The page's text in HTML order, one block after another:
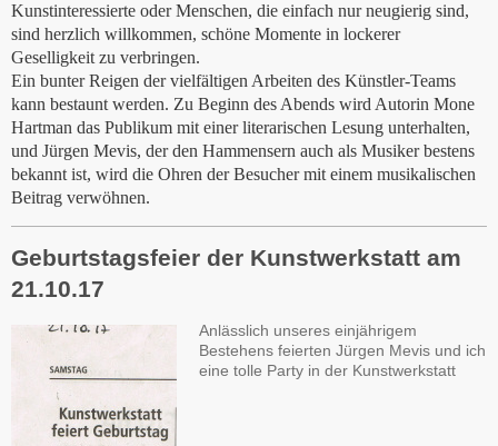
Kunstinteressierte oder Menschen, die einfach nur neugierig sind,
sind herzlich willkommen, schöne Momente in lockerer
Geselligkeit zu verbringen.
Ein bunter Reigen der vielfältigen Arbeiten des Künstler-Teams
kann bestaunt werden. Zu Beginn des Abends wird Autorin Mone
Hartman das Publikum mit einer literarischen Lesung unterhalten,
und Jürgen Mevis, der den Hammensern auch als Musiker bestens
bekannt ist, wird die Ohren der Besucher mit einem musikalischen
Beitrag verwöhnen.
Geburtstagsfeier der Kunstwerkstatt am
21.10.17
Anlässlich unseres einjährigem
Bestehens feierten Jürgen Mevis und ich
eine tolle Party in der Kunstwerkstatt